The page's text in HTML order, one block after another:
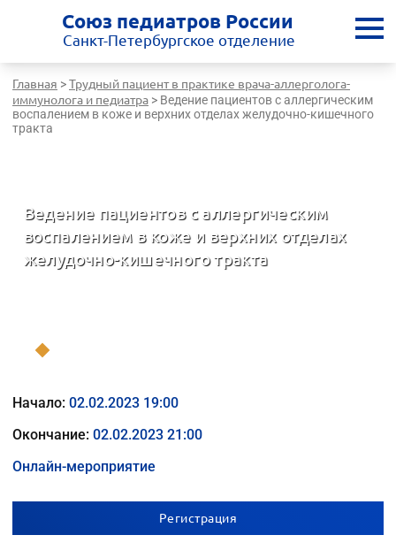
Союз педиатров России
Санкт-Петербургское отделение
Главная >Трудный пациент в практике врача-аллерголога-
иммунолога и педиатра > Ведение пациентов с аллергическим
воспалением в коже и верхних отделах желудочно-кишечного
тракта
Ведение пациентов с аллергическим
воспалением в коже и верхних отделах
желудочно-кишечного тракта
Начало: 02.02.2023 19:00
Окончание: 02.02.2023 21:00
Онлайн-мероприятие
Регистрация